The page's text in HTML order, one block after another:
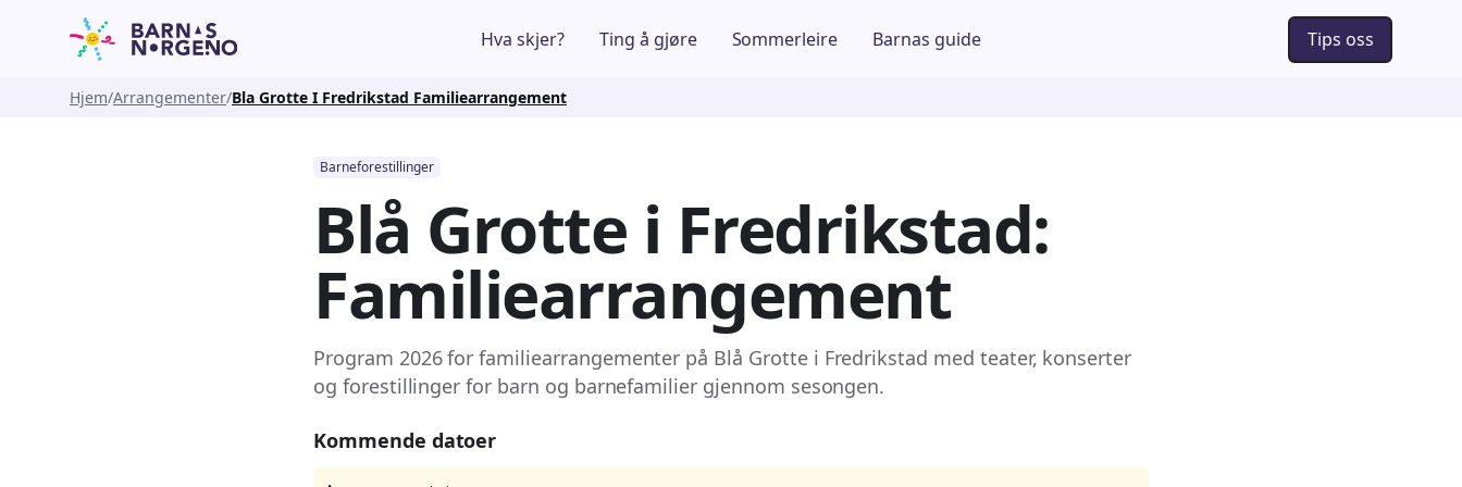
Hva skjer? Ting å gjøre Sommerleire Barnas guide Tips oss
Hjem Arrangementer Bla Grotte I Fredrikstad Familiearrangement
Barneforestillinger
Blå Grotte i Fredrikstad:
Familiearrangement
Program 2026 for familiearrangementer på Blå Grotte i Fredrikstad med teater, konserter
og forestillinger for barn og barnefamilier gjennom sesongen.
Kommende datoer